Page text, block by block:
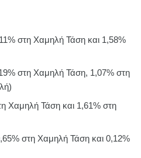
στη Χαμηλή Τάση και 1,58%
στη Χαμηλή Τάση, 1,07% στη
Χαμηλή Τάση και 1,61% στη
στη Χαμηλή Τάση και 0,12%